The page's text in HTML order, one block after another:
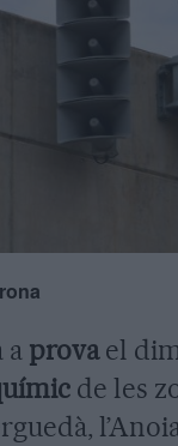
a provael
de les